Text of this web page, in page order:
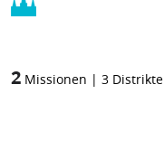
2 Missionen | 3 Distrikte